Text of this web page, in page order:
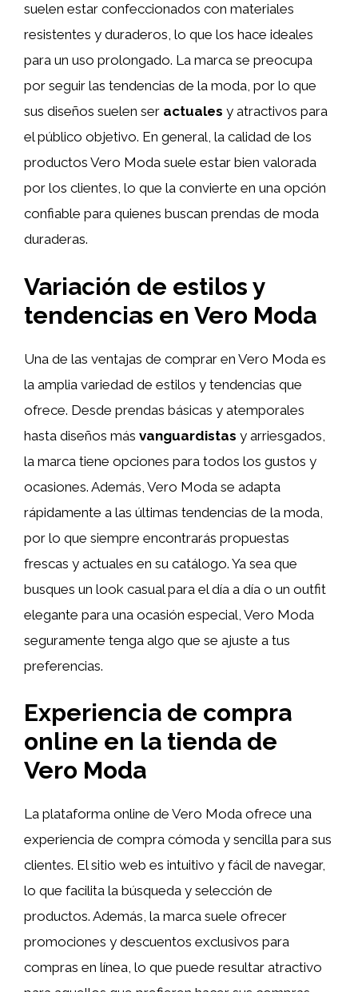
suelen estar confeccionados con materiales
resistentes y duraderos, lo que los hace ideales
para un uso prolongado. La marca se preocupa
por seguir las tendencias de la moda, por lo que
sus diseños suelen ser actuales y atractivos para
el público objetivo. En general, la calidad de los
productos Vero Moda suele estar bien valorada
por los clientes, lo que la convierte en una opción
confiable para quienes buscan prendas de moda
duraderas.
Variación de estilos y
tendencias en Vero Moda
Una de las ventajas de comprar en Vero Moda es
la amplia variedad de estilos y tendencias que
ofrece. Desde prendas básicas y atemporales
hasta diseños más vanguardistas y arriesgados,
la marca tiene opciones para todos los gustos y
ocasiones. Además, Vero Moda se adapta
rápidamente a las últimas tendencias de la moda,
por lo que siempre encontrarás propuestas
frescas y actuales en su catálogo. Ya sea que
busques un look casual para el día a día o un outfit
elegante para una ocasión especial, Vero Moda
seguramente tenga algo que se ajuste a tus
preferencias.
Experiencia de compra
online en la tienda de
Vero Moda
La plataforma online de Vero Moda ofrece una
experiencia de compra cómoda y sencilla para sus
clientes. El sitio web es intuitivo y fácil de navegar,
lo que facilita la búsqueda y selección de
productos. Además, la marca suele ofrecer
promociones y descuentos exclusivos para
compras en línea, lo que puede resultar atractivo